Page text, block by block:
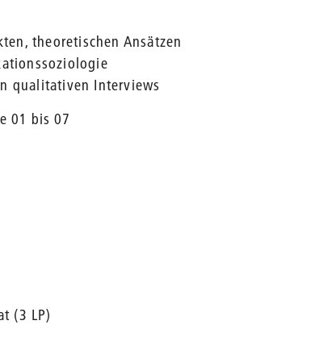
theoretischen Ansätzen
qualitativen Interviews
01 bis 07
(3 LP)